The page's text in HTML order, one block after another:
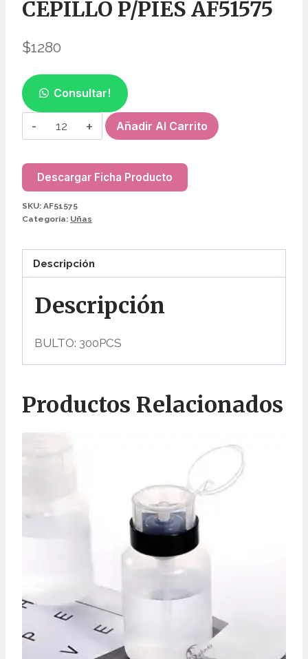
CEPILLO P/PIES AF51575
$1280
Consultar!
PIEDRA
POMEZ
CEPILLO
P/PIES
AF51575
Añadir Al Carrito
Descargar Ficha Producto
SKU: AF51575
Categoría: Uñas
Descripción
Descripción
BULTO: 300PCS
Productos Relacionados